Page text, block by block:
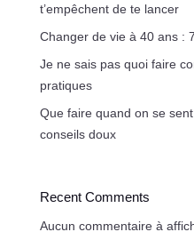
t’empêchent de te lancer
Changer de vie à 40 ans :
Je ne sais pas quoi faire
pratiques
Que faire quand on se
conseils doux
Recent Comments
Aucun commentaire à